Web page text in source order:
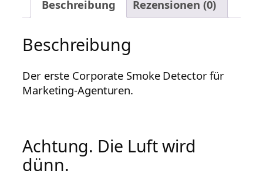
Beschreibung
Rezensionen (0)
Beschreibung
Der erste Corporate Smoke Detector für
Marketing-Agenturen.
Achtung. Die Luft wird
dünn.